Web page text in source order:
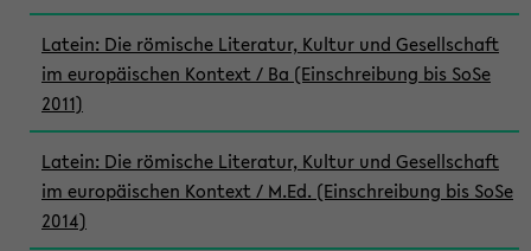
Latein: Die römische Literatur, Kultur und Gesellschaft
im europäischen Kontext / Ba (Einschreibung bis SoSe
2011)
Latein: Die römische Literatur, Kultur und Gesellschaft
im europäischen Kontext / M.Ed. (Einschreibung bis SoSe
2014)